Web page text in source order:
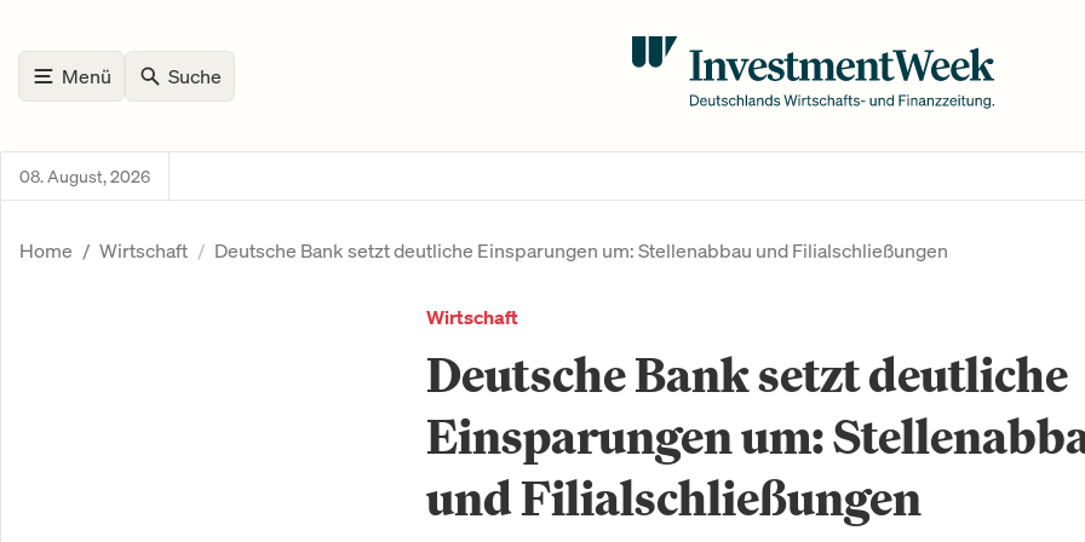
Menü Suche
08. August, 2026
Home Wirtschaft Deutsche Bank setzt deutliche Einsparungen um: Stellenabbau und Filialschließungen
Wirtschaft
Deutsche Bank setzt deutliche
Einsparungen um:
und Filialschließungen